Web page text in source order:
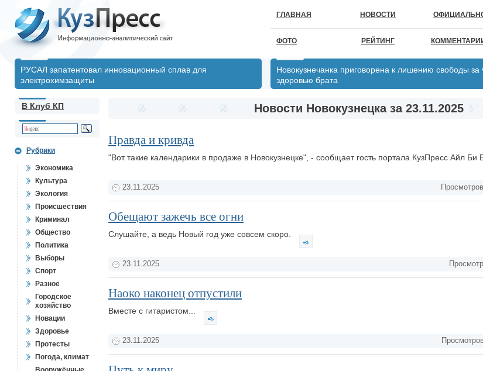
ГЛАВНАЯ НОВОСТИ
ФОТО РЕЙТИНГ
РУСАЛ запатентовал инновационный сплав для
электрохимзащиты
Новокузнечанка приговорена к лишению свободы
здоровью брата
В Клуб КП
Рубрики
Экономика
Культура
Экология
Происшествия
Криминал
Общество
Политика
Выборы
Спорт
Разное
Городское
хозяйство
Новации
Здоровье
Протесты
Погода, климат
Новости Новокузнецка за 23.11.2025
Правда и кривда
"Вот такие календарики в продаже в Новокузнецке", - сообщает гость портала КузПресс Айл Би
23.11.2025
Обещают зажечь все огни
Слушайте, а ведь Новый год уже совсем скоро.
23.11.2025
Наоко наконец отпустили
Вместе с гитаристом...
23.11.2025